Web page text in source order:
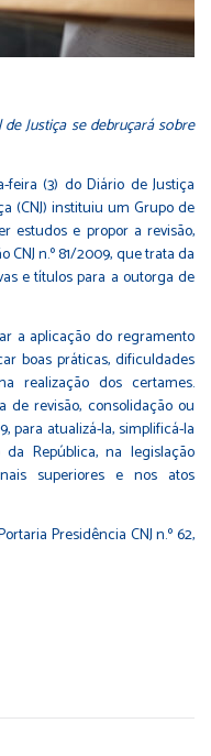
Justiça se debruçará sobre
(3) do Diário de Justiça
(CNJ) instituiu um Grupo de
estudos e propor a revisão,
n.º 81/2009, que trata da
e títulos para a outorga de
a aplicação do regramento
boas práticas, dificuldades
realização dos certames.
de revisão, consolidação ou
para atualizá-la, simplificá-la
República, na legislação
superiores e nos atos
Presidência CNJ n.º 62,